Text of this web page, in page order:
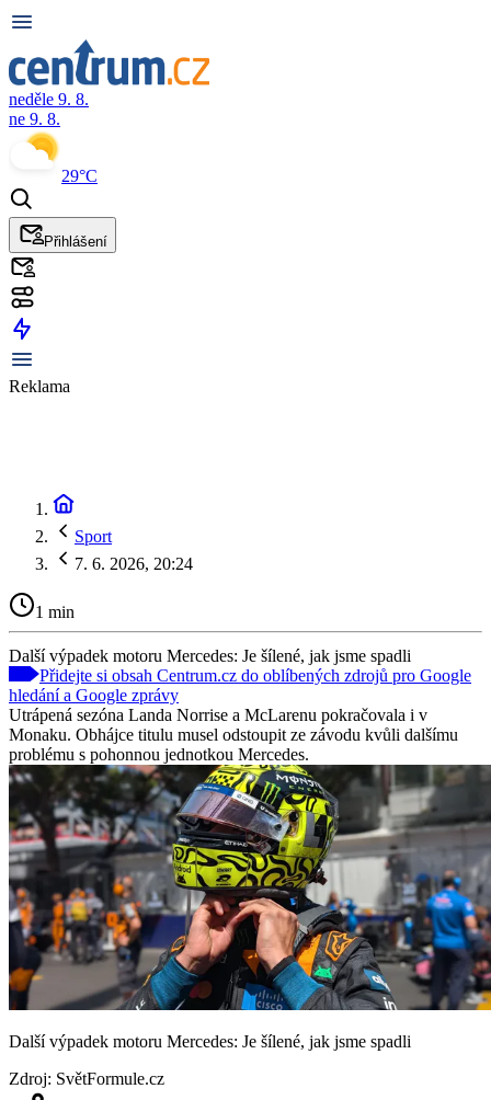
neděle 9. 8.
ne 9. 8.
29°C
Přihlášení
Reklama
Sport
7. 6. 2026, 20:24
1 min
Další výpadek motoru Mercedes: Je šílené, jak jsme spadli
Přidejte si obsah Centrum.cz do oblíbených zdrojů pro Google
hledání a Google zprávy
Utrápená sezóna Landa Norrise a McLarenu pokračovala i v
Monaku. Obhájce titulu musel odstoupit ze závodu kvůli dalšímu
problému s pohonnou jednotkou Mercedes.
Další výpadek motoru Mercedes: Je šílené, jak jsme spadli
Zdroj: SvětFormule.cz